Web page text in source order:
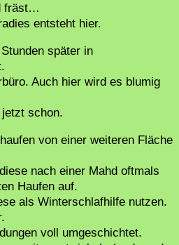
fräst…
entsteht hier.
später in
Auch hier wird es blumig
schon.
von einer weiteren Fläche
nach einer Mahd oftmals
Haufen auf.
als Winterschlafhilfe nutzen.
voll umgeschichtet.